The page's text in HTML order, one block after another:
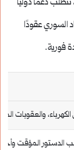
تتطلب دعمًا دوليًا
السوري عقودًا
فورية.
الكهرباء، والعقوبات
المؤقت